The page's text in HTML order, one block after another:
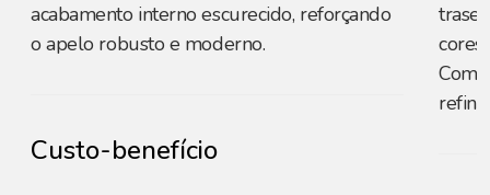
acabamento interno escurecido, reforçando
o apelo robusto e moderno.
Custo-benefício
Com